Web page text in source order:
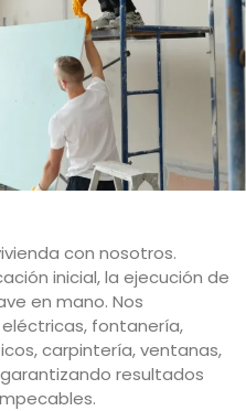
con nosotros.
inicial, la ejecución de
en mano. Nos
fontanería,
carpintería, ventanas,
resultados